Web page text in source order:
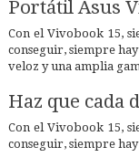
Portátil Asus
Con el Vivobook 15,
conseguir, siempre
veloz y una amplia
Haz que cada
Con el Vivobook 15,
conseguir, siempre